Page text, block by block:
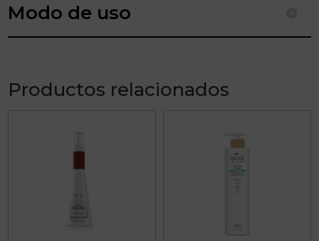
Modo de uso
Productos relacionados
producto